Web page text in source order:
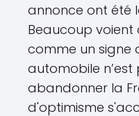
annonce ont été
Beaucoup voient
comme un signe
automobile
abandonner la
d'optimisme